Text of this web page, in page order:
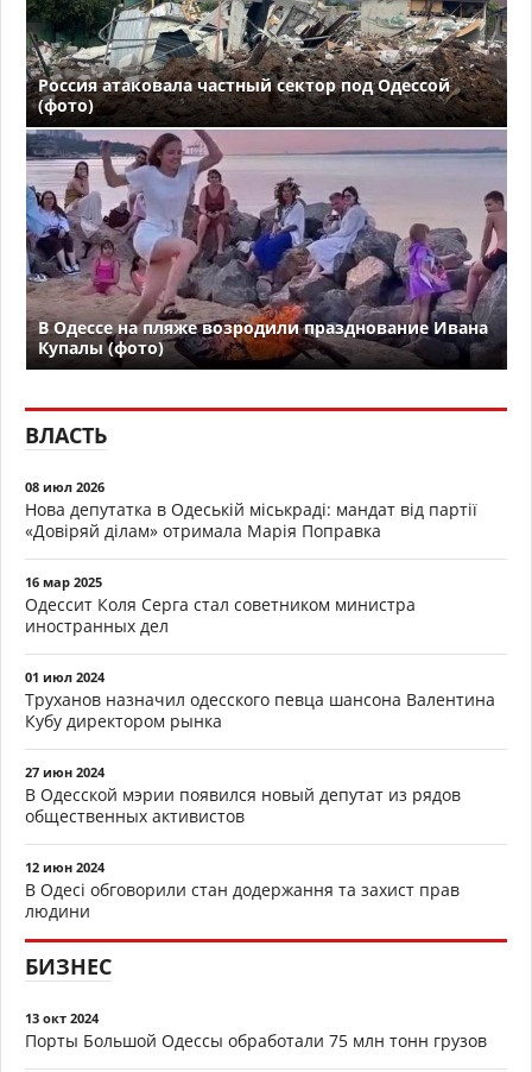
Россия атаковала частный сектор под Одессой
(фото)
В Одессе на пляже возродили празднование Ивана
Купалы (фото)
ВЛАСТЬ
08 июл 2026
Нова депутатка в Одеській міськраді: мандат від партії
«Довіряй ділам» отримала Марія Поправка
16 мар 2025
Одессит Коля Серга стал советником министра
иностранных дел
01 июл 2024
Труханов назначил одесского певца шансона Валентина
Кубу директором рынка
27 июн 2024
В Одесской мэрии появился новый депутат из рядов
общественных активистов
12 июн 2024
В Одесі обговорили стан додержання та захист прав
людини
БИЗНЕС
13 окт 2024
Порты Большой Одессы обработали 75 млн тонн грузов